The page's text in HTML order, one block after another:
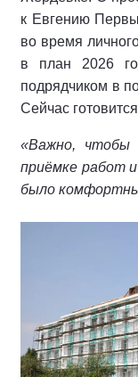
к Евгению
во время
в план 2026
подрядчиком в
Сейчас
«Важно, чтобы
приёмке работ
было